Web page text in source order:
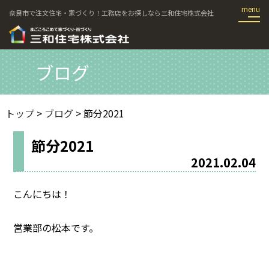
奈良市で注文住宅・家づくり！工務店をお探しなら三和住宅株式会社
ブログ
トップ> ブログ> 節分2021
節分2021
2021.02.04
こんにちは！
営業部の松本です。